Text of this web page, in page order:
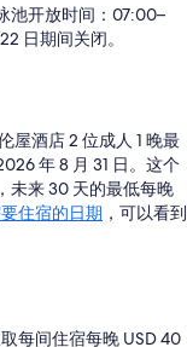
池开放时间：07:00–
日期间关闭。
屋酒店 2 位成人 1 晚最
年 8 月 31 日。这个
未来 30 天的最低每晚
住宿的日期 ，可以看到
每间住宿每晚 USD 40